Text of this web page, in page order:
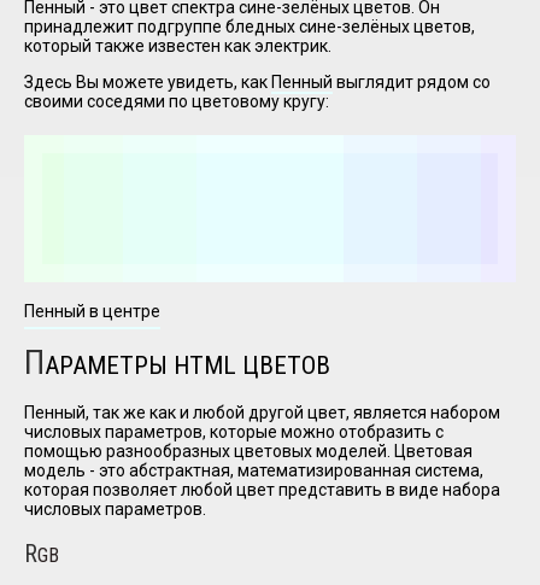
read and
accept the
Пенный - это цвет спектра сине-зелёных цветов. Он
принадлежит подгруппе бледных сине-зелёных цветов,
который также известен как электрик.
Здесь Вы можете увидеть, как Пенный выглядит рядом со
своими соседями по цветовому кругу:
Пенный в центре
ПАРАМЕТРЫ HTML ЦВЕТОВ
Пенный, так же как и любой другой цвет, является набором
числовых параметров, которые можно отобразить с
помощью разнообразных цветовых моделей. Цветовая
модель - это абстрактная, математизированная система,
которая позволяет любой цвет представить в виде набора
числовых параметров.
RGB